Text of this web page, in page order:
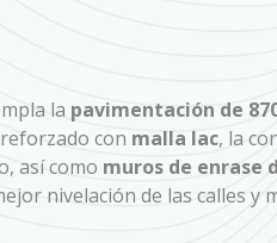
la pavimentación de
con malla lac, la
así como muros de enrase
nivelación de las calles y